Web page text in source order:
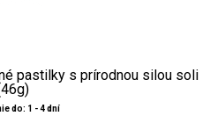
pastilky s prírodnou silou soli
do: 1 - 4 dní